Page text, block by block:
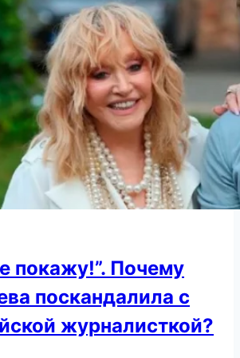
покажу!”. Почему
поскандалила с
журналисткой?